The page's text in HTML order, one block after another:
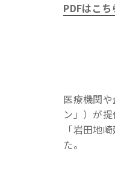
PDFはこち
医療機関
ン」）が
「岩田地
た。